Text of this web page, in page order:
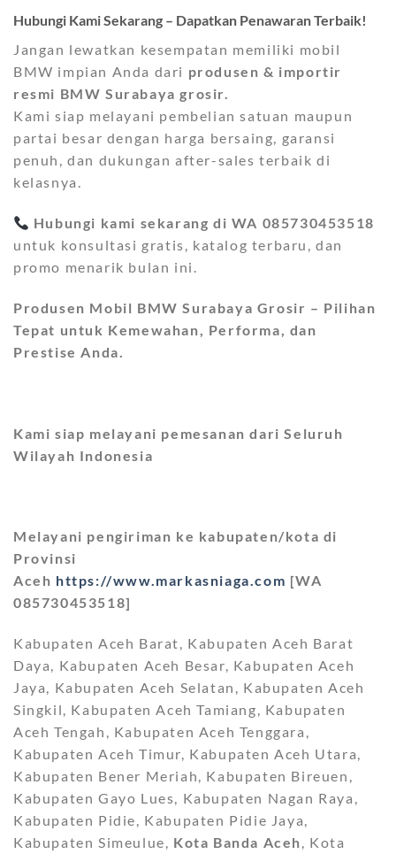
Hubungi Kami Sekarang – Dapatkan Penawaran Terbaik!
Jangan lewatkan kesempatan memiliki mobil
BMW impian Anda dari produsen & importir
resmi BMW Surabaya grosir.
Kami siap melayani pembelian satuan maupun
partai besar dengan harga bersaing, garansi
penuh, dan dukungan after-sales terbaik di
kelasnya.
Hubungi kami sekarang di WA 085730453518
untuk konsultasi gratis, katalog terbaru, dan
promo menarik bulan ini.
Produsen Mobil BMW Surabaya Grosir – Pilihan
Tepat untuk Kemewahan, Performa, dan
Prestise Anda.
Kami siap melayani pemesanan dari Seluruh
Wilayah Indonesia
Melayani pengiriman ke kabupaten/kota di
Provinsi
Aceh https://www.markasniaga.com [WA
085730453518]
Kabupaten Aceh Barat, Kabupaten Aceh Barat
Daya, Kabupaten Aceh Besar, Kabupaten Aceh
Jaya, Kabupaten Aceh Selatan, Kabupaten Aceh
Singkil, Kabupaten Aceh Tamiang, Kabupaten
Aceh Tengah, Kabupaten Aceh Tenggara,
Kabupaten Aceh Timur, Kabupaten Aceh Utara,
Kabupaten Bener Meriah, Kabupaten Bireuen,
Kabupaten Gayo Lues, Kabupaten Nagan Raya,
Kabupaten Pidie, Kabupaten Pidie Jaya,
Kabupaten Simeulue, Kota Banda Aceh, Kota